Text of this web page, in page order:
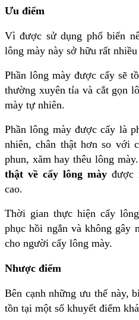
Ưu điểm
Vì được sử dụng phổ biến
lông mày này sở hữu rất
Phần lông mày được cấy sẽ
thường xuyên tỉa và cắt gọn
mày tự nhiên.
Phần lông mày được cấy là
nhiên, chân thật hơn so với
phun, xăm hay thêu lông
thật về cấy lông mày được
cao.
Thời gian thực hiện cấy
phục hồi ngắn và không gây
cho người cấy lông mày.
Nhược điểm
Bên cạnh những ưu thế này,
tồn tại một số khuyết điểm